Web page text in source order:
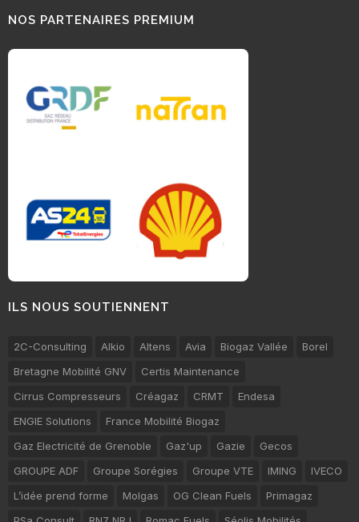
NOS PARTENAIRES PREMIUM
ILS NOUS SOUTIENNENT
2C-Consulting Alkio Altens Avia Biogaz Vallée
Borel
Bretagne Mobilité GNV
Certis Maintenance
Cirrus Compresseurs
Créagaz CRMT
Endesa
ENGIE Solutions
France Mobilité Biogaz
Gaz Electricité de Grenoble
Gaz'up Gazie
Gecos
GROUPE ADF
Groupe Sorégies Groupe VTE IMING
IVECO
L’idée prend forme
Molgas OG Clean Fuels
Primagaz